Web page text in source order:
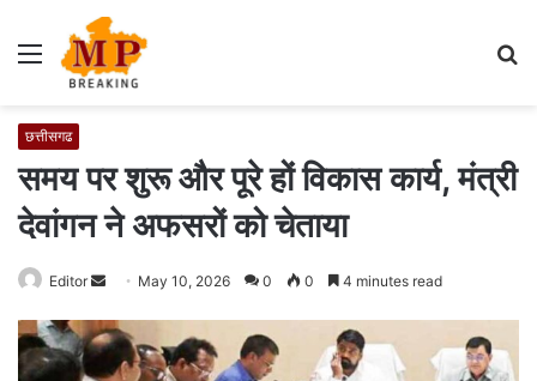
Menu
छत्तीसगढ
समय पर शुरू और पूरे हों विकास कार्य, मंत्री
देवांगन ने अफसरों को चेताया
Editor
n
d
May 10, 2026 0 0 4 minutes read